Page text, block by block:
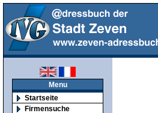
Menu
Startseite
Firmensuche